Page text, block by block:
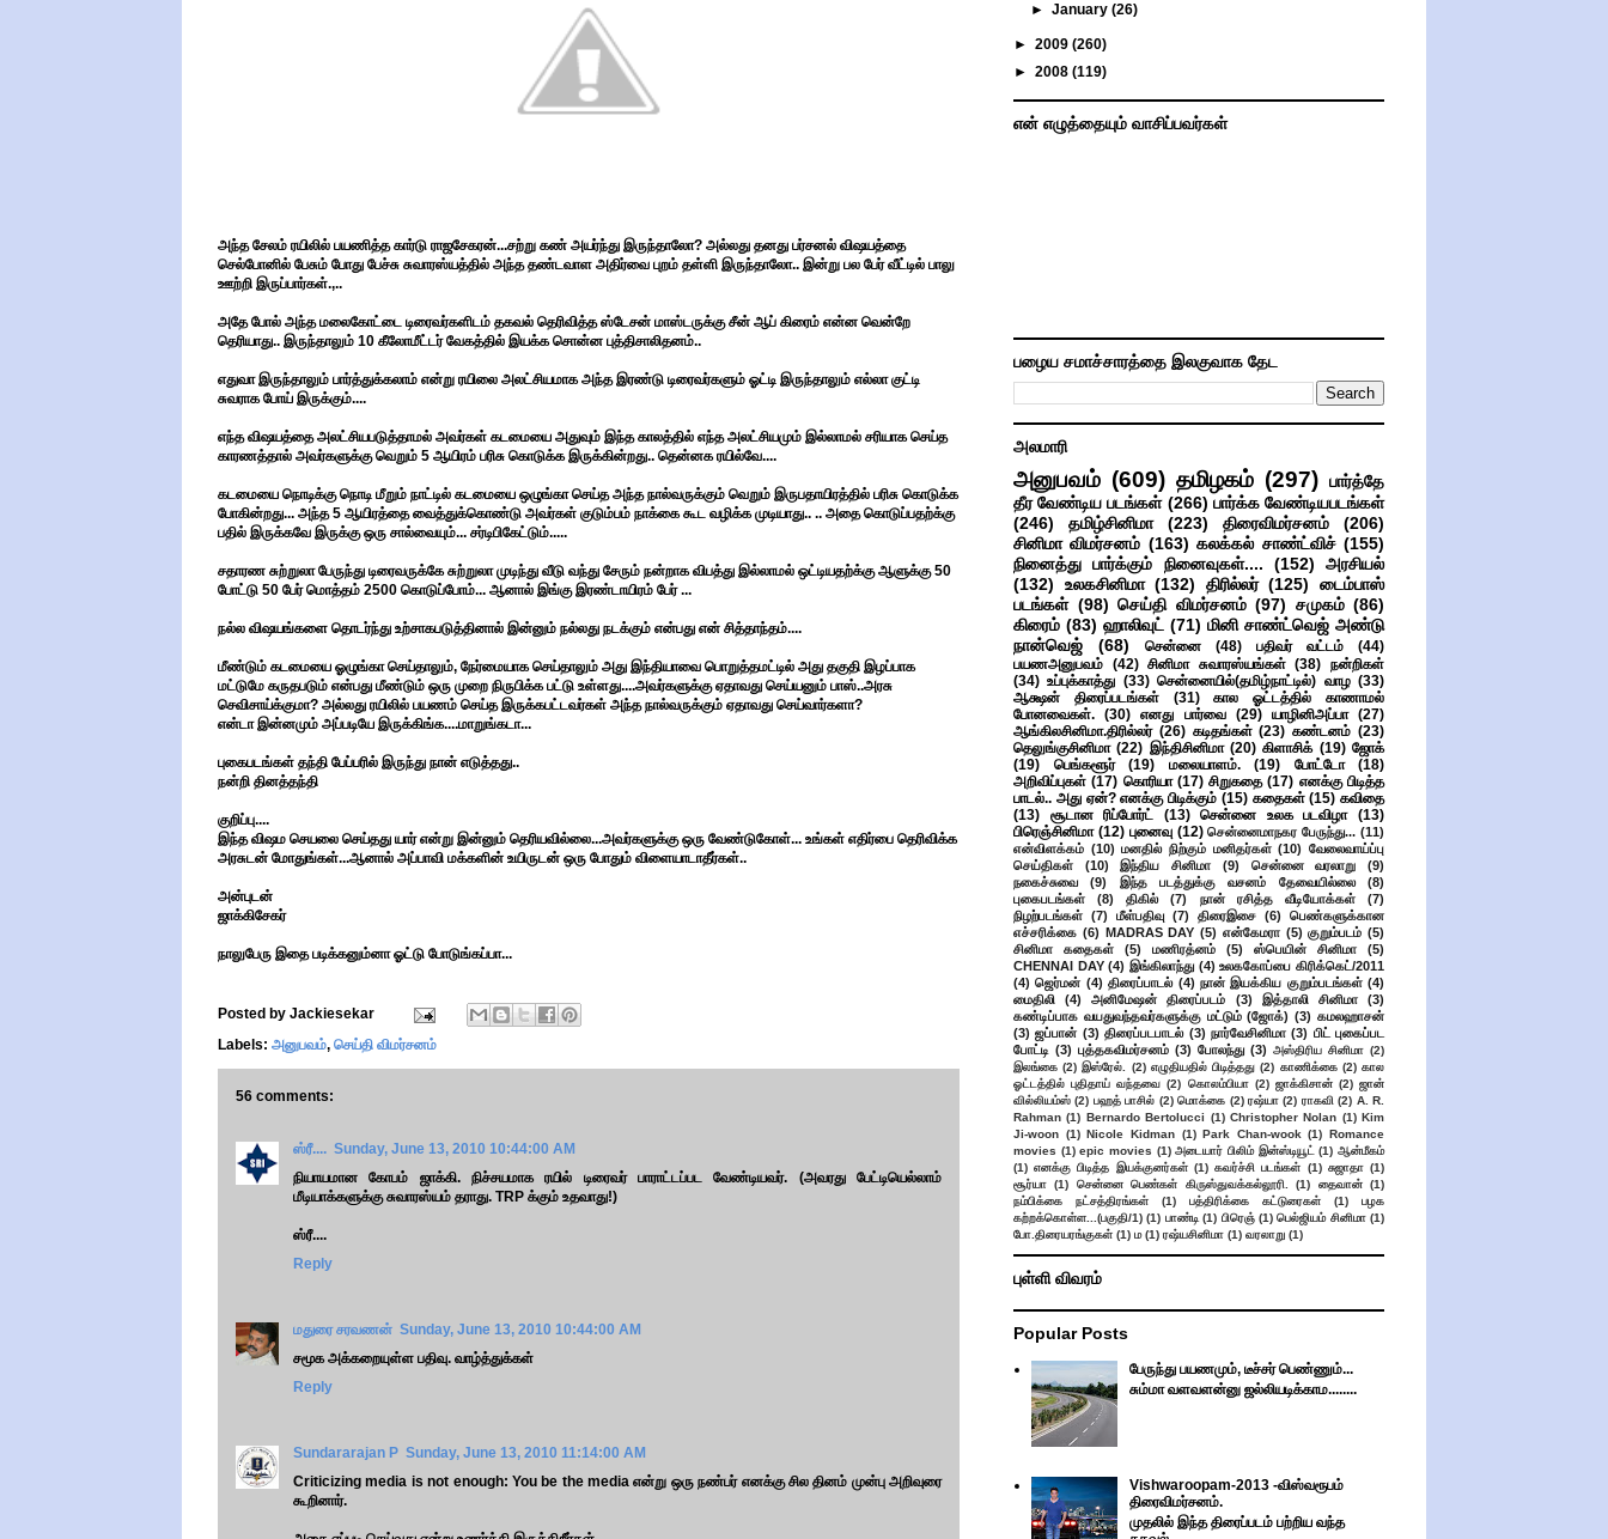
அந்த சேலம் ரயிலில் பயணித்த கார்டு ராஜசேகரன்...சற்று கண் அயர்ந்து இருந்தாலோ? அல்லது தனது பர்சனல் விஷயத்தை
செல்போனில் பேசும் போது பேச்சு சுவாரஸ்யத்தில் அந்த தண்டவாள அதிர்வை புறம் தள்ளி இருந்தாலோ.. இன்று பல பேர் வீட்டில் பாலு
ஊற்றி இருப்பார்கள்.,..
அதே போல் அந்த மலைகோட்டை டிரைவர்களிடம் தகவல் தெரிவித்த ஸ்டேசன் மாஸ்டருக்கு சீன் ஆப் கிரைம் என்ன வென்றே
தெரியாது.. இருந்தாலும் 10 கீலோமீட்டர் வேகத்தில் இயக்க சொன்ன புத்திசாலிதனம்..
எதுவா இருந்தாலும் பார்த்துக்கலாம் என்று ரயிலை அலட்சியமாக அந்த இரண்டு டிரைவர்களும் ஓட்டி இருந்தாலும் எல்லா குட்டி
சுவராக போய் இருக்கும்....
எந்த விஷயத்தை அலட்சியபடுத்தாமல் அவர்கள் கடமையை அதுவும் இந்த காலத்தில் எந்த அலட்சியமும் இல்லாமல் சரியாக செய்த
காரணத்தால் அவர்களுக்கு வெறும் 5 ஆயிரம் பரிசு கொடுக்க இருக்கின்றது.. தென்னக ரயில்வே....
கடமையை நொடிக்கு நொடி மீறும் நாட்டில் கடமையை ஒழுங்கா செய்த அந்த நால்வருக்கும் வெறும் இருபதாயிரத்தில் பரிசு கொடுக்க
போகின்றது... அந்த 5 ஆயிரத்தை வைத்துக்கொண்டு அவர்கள் குடும்பம் நாக்கை கூட வழிக்க முடியாது.. .. அதை கொடுப்பதற்க்கு
பதில் இருக்கவே இருக்கு ஒரு சால்வையும்... சர்டிபிகேட்டும்.....
சதாரண சுற்றுலா பேருந்து டிரைவருக்கே சுற்றுலா முடிந்து வீடு வந்து சேரும் நன்றாக விபத்து இல்லாமல் ஒட்டியதற்க்கு ஆளுக்கு 50
போட்டு 50 பேர் மொத்தம் 2500 கொடுப்போம்... ஆனால் இங்கு இரண்டாயிரம் பேர் ...
நல்ல விஷயங்களை தொடர்ந்து உற்சாகபடுத்தினால் இன்னும் நல்லது நடக்கும் என்பது என் சித்தாந்தம்....
மீண்டும் கடமையை ஓழுங்கா செய்தாலும், நேர்மையாக செய்தாலும் அது இந்தியாவை பொறுத்தமட்டில் அது தகுதி இழப்பாக
மட்டுமே கருதபடும் என்பது மீண்டும் ஒரு முறை நிருபிக்க பட்டு உள்ளது....அவர்களுக்கு ஏதாவது செய்யனும் பாஸ்..அரசு
செவிசாய்க்குமா? அல்லது ரயிலில் பயணம் செய்த இருக்கபட்டவர்கள் அந்த நால்வருக்கும் ஏதாவது செய்வார்களா?
என்டா இன்னமும் அப்படியே இருக்கிங்க....மாறுங்கடா...
புகைபடங்கள் தந்தி பேப்பரில் இருந்து நான் எடுத்தது..
நன்றி தினத்தந்தி
குறிப்பு....
இந்த விஷம செயலை செய்தது யார் என்று இன்னும் தெரியவில்லை...அவர்களுக்கு ஒரு வேண்டுகோள்... உங்கள் எதிர்பை தெரிவிக்க
அரசுடன் மோதுங்கள்...ஆனால் அப்பாவி மக்களின் உயிருடன் ஒரு போதும் விளையாடாதீர்கள்..
அன்புடன்
ஜாக்கிசேகர்
நாலுபேரு இதை படிக்கனும்னா ஓட்டு போடுங்கப்பா...
Posted by Jackiesekar
Labels: அனுபவம், செய்தி விமர்சனம்
56 comments:
ஸ்ரீ.... Sunday, June 13, 2010 10:44:00 AM
நியாயமான கோபம் ஜாக்கி. நிச்சயமாக ரயில் டிரைவர் பாராட்டப்பட வேண்டியவர். (அவரது பேட்டியெல்லாம்
மீடியாக்களுக்கு சுவாரஸ்யம் தராது. TRP க்கும் உதவாது!)
ஸ்ரீ....
Reply
மதுரை சரவணன் Sunday, June 13, 2010 10:44:00 AM
சமூக அக்கறையுள்ள பதிவு. வாழ்த்துக்கள்
Reply
Sundararajan P Sunday, June 13, 2010 11:14:00 AM
Criticizing media is not enough: You be the media என்று ஒரு நண்பர் எனக்கு சில தினம் முன்பு அறிவுரை
கூறினார்.
►January(26)
► 2009 (260)
► 2008 (119)
என் எழுத்தையும் வாசிப்பவர்கள்
பழைய சமாச்சாரத்தை இலகுவாக தேட
அலமாரி
அனுபவம் (609) தமிழகம் (297) பார்த்தே
தீர வேண்டிய படங்கள் (266) பார்க்க வேண்டியபடங்கள்
(246)
தமிழ்சினிமா (223) திரைவிமர்சனம்
(206)
சினிமா விமர்சனம் (163) கலக்கல் சாண்ட்விச் (155)
நினைத்து பார்க்கும் நினைவுகள்....
(152)
அரசியல்
(132)
உலகசினிமா (132) திரில்லர் (125)
டைம்பாஸ்
படங்கள் (98) செய்தி விமர்சனம் (97) சமுகம் (86)
கிரைம் (83) ஹாலிவுட் (71) மினி சாண்ட்வெஜ் அண்டு
நான்வெஜ்
(68) சென்னை (48) பதிவர் வட்டம்
(44)
பயணஅனுபவம் (42) சினிமா சுவாரஸ்யங்கள் (38) நன்றிகள்
(34) உப்புக்காத்து (33) சென்னையில்(தமிழ்நாட்டில்) வாழ (33)
ஆக்ஷன் திரைப்படங்கள்
(31)
கால ஓட்டத்தில் காணாமல்
போனவைகள். (30) எனது பார்வை (29) யாழினிஅப்பா (27)
ஆங்கிலசினிமா.திரில்லர் (26) கடிதங்கள் (23) கண்டனம் (23)
தெலுங்குசினிமா (22) இந்திசினிமா (20) கிளாசிக் (19) ஜோக்
(19)
பெங்களூர் (19) மலையாளம். (19) போட்டோ
(18)
அறிவிப்புகள் (17) கொரியா (17) சிறுகதை (17) எனக்கு பிடித்த
பாடல்.. அது ஏன்? எனக்கு பிடிக்கும் (15) கதைகள் (15) கவிதை
(13)
சூடான ரிப்போர்ட் (13) சென்னை உலக படவிழா
(13)
பிரெஞ்சினிமா (12) புனைவு (12) சென்னைமாநகர பேருந்து... (11)
என்விளக்கம் (10) மனதில் நிற்கும் மனிதர்கள் (10) வேலைவாய்ப்பு
செய்திகள்
(10) இந்திய சினிமா (9) சென்னை வரலாறு
(9)
நகைச்சுவை
(9) இந்த படத்துக்கு வசனம் தேவையில்லை
(8)
புகைபடங்கள்
(8) திகில் (7) நான் ரசித்த வீடியோக்கள்
(7)
நிழற்படங்கள் (7) மீள்பதிவு (7) திரைஇசை (6)
பெண்களுக்கான
எச்சரிக்கை (6) MADRAS DAY (5) என்கேமரா (5) குறும்படம் (5)
சினிமா கதைகள்
(5) மணிரத்னம் (5) ஸ்பெயின் சினிமா
(5)
CHENNAI DAY (4) இங்கிலாந்து (4) உலககோப்பை கிரிக்கெட்/2011
(4) ஜெர்மன் (4) திரைப்பாடல் (4) நான் இயக்கிய குறும்படங்கள் (4)
மைதிலி
(4) அனிமேஷன் திரைப்படம் (3) இத்தாலி சினிமா
(3)
கண்டிப்பாக வயதுவந்தவர்களுக்கு மட்டும் (ஜோக்) (3) கமலஹாசன்
(3) ஜப்பான் (3) திரைப்படபாடல் (3) நார்வேசினிமா (3) பிட் புகைப்பட
போட்டி (3) புத்தகவிமர்சனம் (3) போலந்து (3) அஸ்திரிய சினிமா (2)
இலங்கை (2) இஸ்ரேல். (2) எழுதியதில் பிடித்தது (2) காணிக்கை (2) கால
ஓட்டத்தில் புதிதாய் வந்தவை (2) கொலம்பியா (2) ஜாக்கிசான் (2) ஜான்
வில்லியம்ஸ் (2) பஹத் பாசில் (2) மொக்கை (2) ரஷ்யா (2) ராகவி (2) A. R.
Rahman (1) Bernardo Bertolucci (1) Christopher Nolan (1) Kim
Ji-woon (1) Nicole Kidman (1) Park Chan-wook (1) Romance
movies (1) epic movies (1) அடையார் பிலிம் இன்ஸ்டியூட் (1) ஆன்மீகம்
(1) எனக்கு பிடித்த இயக்குனர்கள் (1) கவர்ச்சி படங்கள் (1) சுஜாதா (1)
சூர்யா (1) சென்னை பெண்கள் கிருஸ்துவக்கல்லூரி. (1) தைவான் (1)
நம்பிக்கை நட்சத்திரங்கள்
(1) பத்திரிக்கை கட்டுரைகள் (1)
பழக
கற்றக்கொள்ள...(பகுதி/1) (1) பாண்டி (1) பிரெஞ் (1) பெல்ஜியம் சினிமா (1)
போ.திரையரங்குகள் (1) ம (1) ரஷ்யசினிமா (1) வரலாறு (1)
புள்ளி விவரம்
Popular Posts
பேருந்து பயணமும், டீச்சர் பெண்ணும்...
சும்மா வளவளன்னு ஜல்லியடிக்காம........
Vishwaroopam-2013 -விஸ்வரூபம்
திரைவிமர்சனம்.
முதலில் இந்த திரைப்படம் பற்றிய வந்த